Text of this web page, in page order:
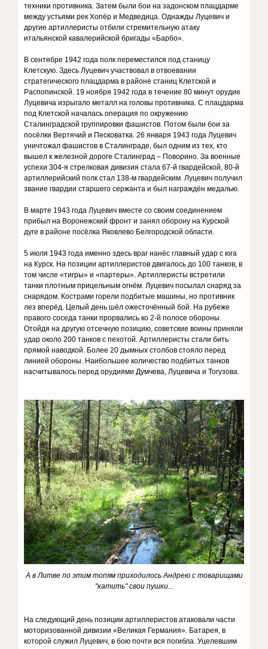
техники противника. Затем были бои на задонском плацдарме
между устьями рек Хопёр и Медведица. Однажды Луцевич и
другие артиллеристы отбили стремительную атаку
итальянской кавалерийской бригады «Барбо».
В сентябре 1942 года полк переместился под станицу
Клетскую. Здесь Луцевич участвовал в отвоевании
стратегического плацдарма в районе станиц Клетской и
Распопинской. 19 ноября 1942 года в течение 80 минут орудие
Луцевича изрыгало металл на головы противника. С плацдарма
под Клетской началась операция по окружению
Сталинградской группировки фашистов. Потом были бои за
посёлки Вертячий и Песковатка. 26 января 1943 года Луцевич
уничтожал фашистов в Сталинграде, был одним из тех, кто
вышел к железной дороге Сталинград – Поворино. За военные
успехи 304-я стрелковая дивизия стала 67-й гвардейской, 80-й
артиллерийский полк стал 138-м гвардейским. Луцевич получил
звание гвардии старшего сержанта и был награждён медалью.
В марте 1943 года Луцевич вместе со своим соединением
прибыл на Воронежский фронт и занял оборону на Курской
дуге в районе посёлка Яковлево Белгородской области.
5 июля 1943 года именно здесь враг нанёс главный удар с юга
на Курск. На позиции артиллеристов двигалось до 100 танков, в
том числе «тигры» и «партеры». Артиллеристы встретили
танки плотным прицельным огнём. Луцевич посылал снаряд за
снарядом. Кострами горели подбитые машины, но противник
лез вперёд. Целый день шёл ожесточённый бой. На рубеже
правого соседа танки прорвались ко 2-й полосе обороны.
Отойдя на другую отсечную позицию, советские воины приняли
удар около 200 танков с пехотой. Артиллеристы стали бить
прямой наводкой. Более 20 дымных столбов стояло перед
линией обороны. Наибольшее количество подбитых танков
насчитывалось перед орудиями Думчева, Луцевича и Тогузова.
А в Литве по этим топям приходилось Андрею с товарищами
"катить" свои пушки...
На следующий день позиции артиллеристов атаковали части
моторизованной дивизии «Великая Германия». Батарея, в
которой служил Луцевич, в бою почти вся погибла. Уцелевшим